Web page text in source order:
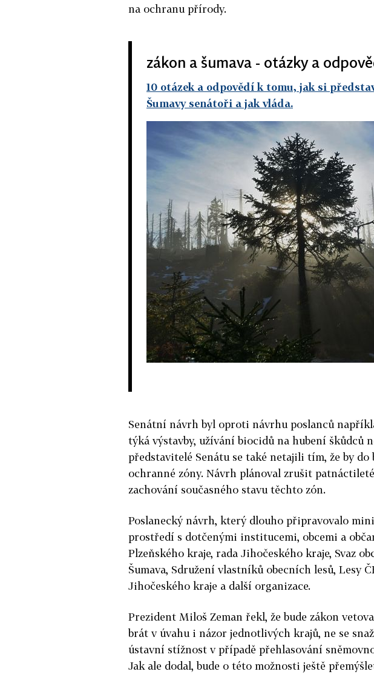
na ochranu přírody.
zákon a šumava - otázky a
10 otázek a odpovědí k tomu, jak si
Šumavy senátoři a jak vláda.
Senátní návrh byl oproti návrhu poslanců
týká výstavby, užívání biocidů na hubení škůdců
představitelé Senátu se také netajili tím, že by do
ochranné zóny. Návrh plánoval zrušit
zachování současného stavu těchto zón.
Poslanecký návrh, který dlouho připravovalo
prostředí s dotčenými institucemi, obcemi a
Plzeňského kraje, rada Jihočeského kraje, Svaz
Šumava, Sdružení vlastníků obecních lesů, Lesy
Jihočeského kraje a další organizace.
Prezident Miloš Zeman řekl, že bude zákon
brát v úvahu i názor jednotlivých krajů, ne se
ústavní stížnost v případě přehlasování
Jak ale dodal, bude o této možnosti ještě